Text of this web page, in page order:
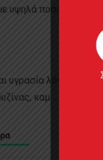
υψηλά ποσοστά
υγρασία λόγω της
καμ ...